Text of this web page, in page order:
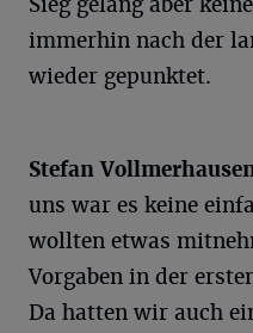
immerhin nach der
wieder gepunktet.
Stefan
uns war es keine
wollten etwas
Vorgaben in der
Da hatten wir auch